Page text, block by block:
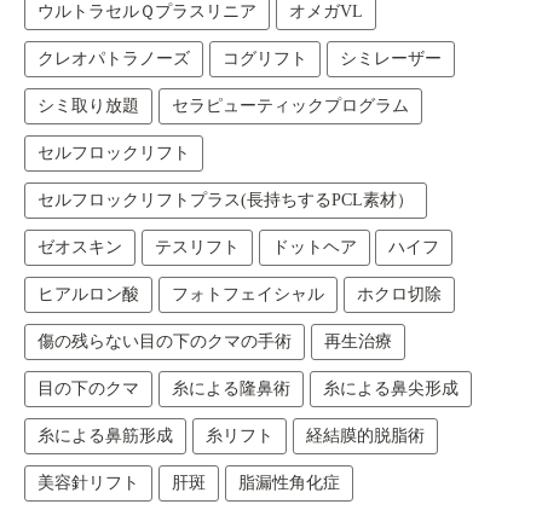
ウルトラセルＱプラスリニア オメガVL
クレオパトラノーズ コグリフト シミレーザー
シミ取り放題 セラピューティックプログラム
セルフロックリフト
セルフロックリフトプラス(長持ちするPCL素材）
ゼオスキン テスリフト ドットヘア ハイフ
ヒアルロン酸 フォトフェイシャル ホクロ切除
傷の残らない目の下のクマの手術 再生治療
目の下のクマ 糸による隆鼻術 糸による鼻尖形成
糸による鼻筋形成 糸リフト 経結膜的脱脂術
美容針リフト 肝斑 脂漏性角化症